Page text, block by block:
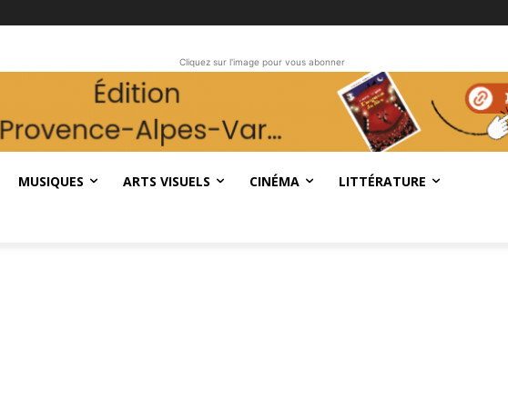
Cliquez sur l'image pour vous abonner
MUSIQUES ARTS VISUELS CINÉMA LITTÉRATURE